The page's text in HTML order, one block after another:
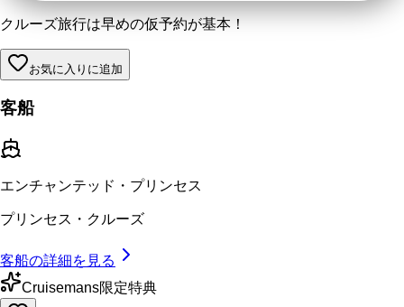
クルーズ旅行は早めの仮予約が基本！
お気に入りに追加
客船
エンチャンテッド・プリンセス
プリンセス・クルーズ
客船の詳細を見る
Cruisemans限定特典